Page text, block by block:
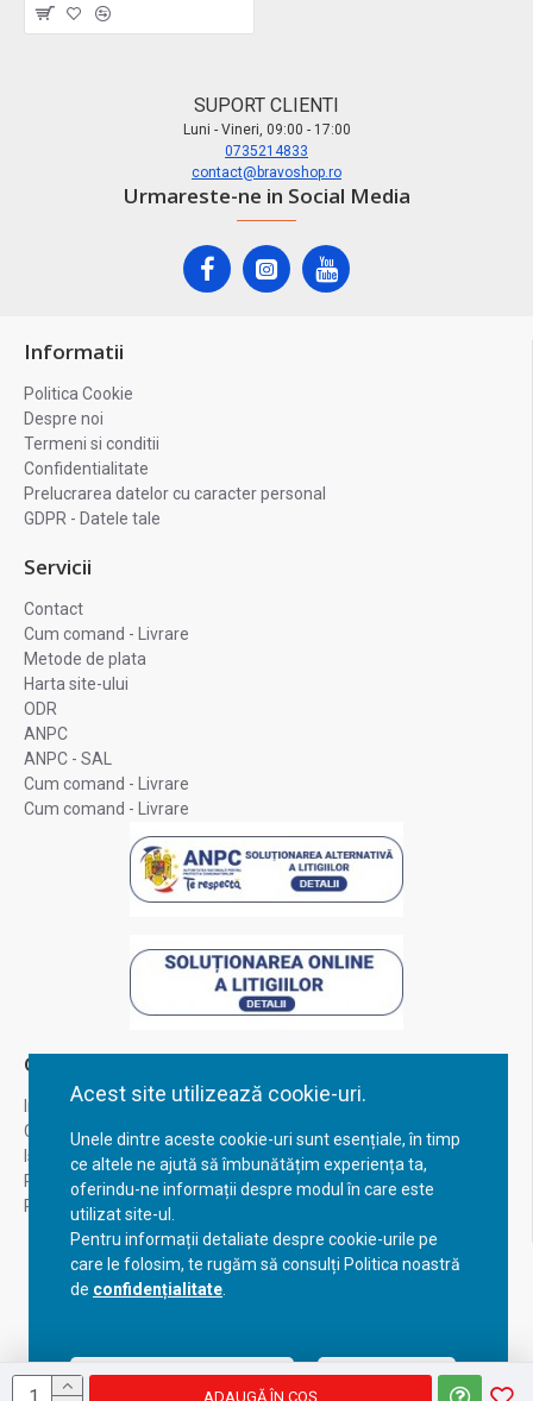
Acest site utilizează cookie-uri.
Unele dintre aceste cookie-uri sunt esențiale, în timp
ce altele ne ajută să îmbunătățim experiența ta,
oferindu-ne informații despre modul în care este
utilizat site-ul.
Pentru informații detaliate despre cookie-urile pe
care le folosim, te rugăm să consulți Politica noastră
de confidențialitate
Acceptă setările curente Configurează
ADAUGĂ ÎN COŞ
SUPORT CLIENTI
Luni - Vineri, 09:00 - 17:00
0735214833
contact@bravoshop.ro
Urmareste-ne in Social Media
Informatii
Politica Cookie
Despre noi
Termeni si conditii
Confidentialitate
Prelucrarea datelor cu caracter personal
GDPR - Datele tale
Servicii
Contact
Cum comand - Livrare
Metode de plata
Harta site-ului
ODR
ANPC
ANPC - SAL
Cum comand - Livrare
Cum comand - Livrare
Contul Meu
Inregistrare
Contul meu
Istoric comenzi
Recuperare parola
Returnare produs